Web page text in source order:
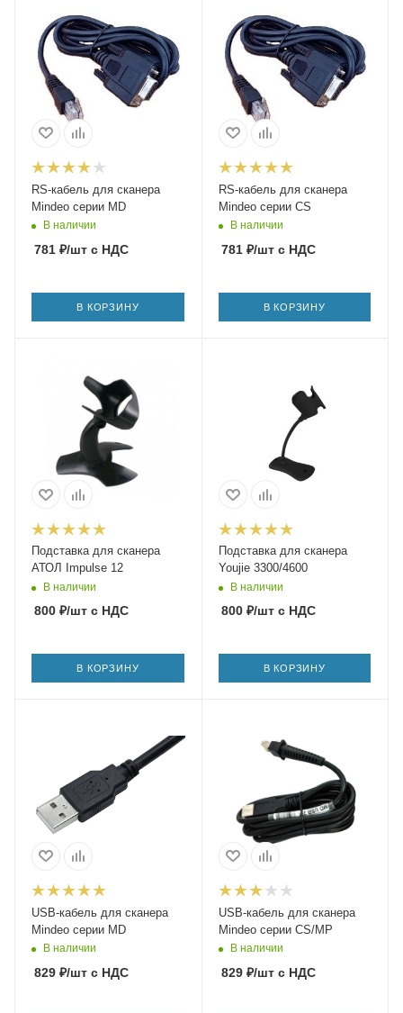
RS-кабель для сканера
Mindeo серии MD
В наличии
781 ₽/шт с НДС
В КОРЗИНУ
RS-кабель для сканера
Mindeo серии CS
В наличии
781₽/штс НДС
В КОРЗИНУ
Подставка для сканера
АТОЛ Impulse 12
В наличии
800 ₽/шт с НДС
В КОРЗИНУ
Подставка для сканера
Youjie 3300/4600
В наличии
800₽/штс НДС
В КОРЗИНУ
USB-кабель для сканера
Mindeo серии MD
В наличии
829 ₽/шт с НДС
USB-кабель для сканера
Mindeo серии CS/MP
В наличии
829₽/штс НДС